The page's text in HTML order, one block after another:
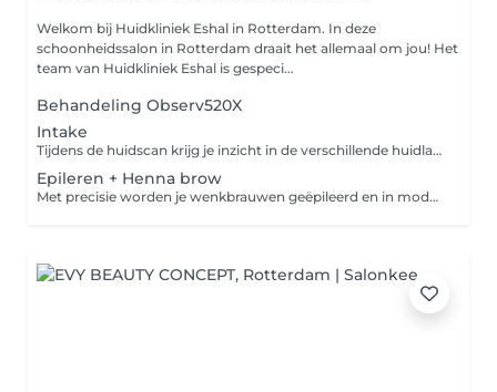
Welkom bij Huidkliniek Eshal in Rotterdam. In deze
schoonheidssalon in Rotterdam draait het allemaal om jou! Het
team van Huidkliniek Eshal is gespeci...
Behandeling Observ520X
Intake
Tijdens de huidscan krijg je inzicht in de verschillende huidlagen om beschadigingen en problematiek nauwkeurig te ontdekken. Dit helpt bij het bepalen van de juiste behandelingen voor een gezonde en stralende huid.
Epileren + Henna brow
Met precisie worden je wenkbrauwen geëpileerd en in model gebracht. Vervolgens wordt henna verf gebruikt om zowel de haartjes als de huid te kleuren, wat zorgt voor vollere en strakkere wenkbrauwen met een langdurig resultaat.